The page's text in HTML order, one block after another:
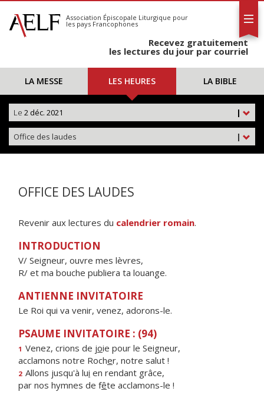
S'abonner
Calendrier
Association Épiscopale Liturgique pour
les pays Francophones
Recevez gratuitement
les lectures du jour par courriel
LA MESSE LES HEURES LA BIBLE
|
Le 2 déc. 2021
|
Office des laudes
OFFICE DES LAUDES
Revenir aux lectures du calendrier romain.
INTRODUCTION
V/ Seigneur, ouvre mes lèvres,
R/ et ma bouche publiera ta louange.
ANTIENNE INVITATOIRE
Le Roi qui va venir, venez, adorons-le.
PSAUME INVITATOIRE : (94)
1 Venez, crions de joie pour le Seigneur,
acclamons notre Rocher, notre salut !
2 Allons jusqu'à lui en rendant grâce,
par nos hymnes de fête acclamons-le !